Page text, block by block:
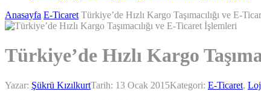
Anasayfa E-Ticaret Türkiye’de Hızlı Kargo Taşımacılığı ve E-
Türkiye’de Hızlı Kargo
Yazar: Şükrü KızılkurtTarih: 13 Ocak 2015Kategori: E-Ticaret,